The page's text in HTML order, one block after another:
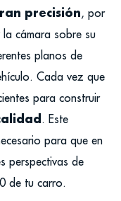
precisión, por
cámara sobre su
planos de
Cada vez que
para construir
. Este
para que en
perspectivas de
de tu carro.